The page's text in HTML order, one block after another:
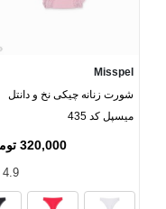
Misspel
شورت زنانه چیکی نخ و دانتل
میسپل کد 435
320,000 تومان
4.9